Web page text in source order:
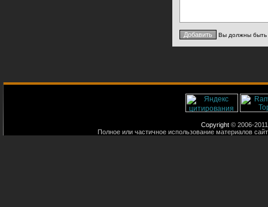
Вы должны быть
Copyright © 2006-
Полное или частичное использование материалов